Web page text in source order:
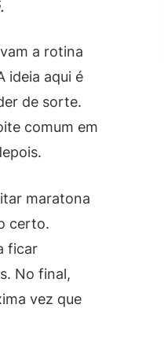
a rotina
ideia aqui é
de sorte.
comum em
maratona
certo.
ficar
No final,
vez que